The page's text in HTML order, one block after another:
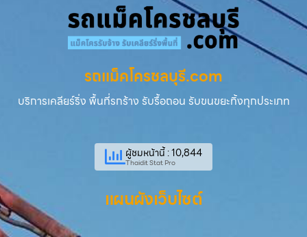
รถแม็คโครชลบุรี.com
บริการเคลียร์ริ่ง พื้นที่รกร้าง รับรื้อถอน รับขนขยะทิ้งทุกประเภท
ผู้ชมหน้านี้ : 10,844
Thaidit Stat Pro
แผนผังเว็บไซต์